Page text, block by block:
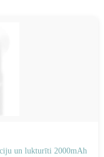
un lukturīti 2000mAh